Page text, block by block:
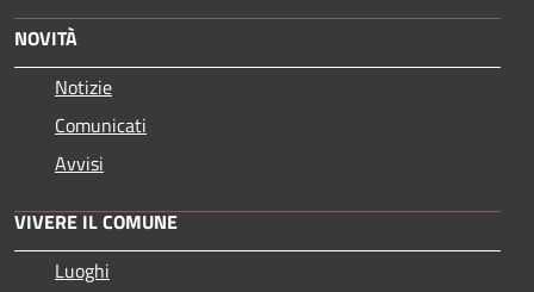
NOVITÀ
Notizie
Comunicati
Avvisi
VIVERE IL COMUNE
Luoghi